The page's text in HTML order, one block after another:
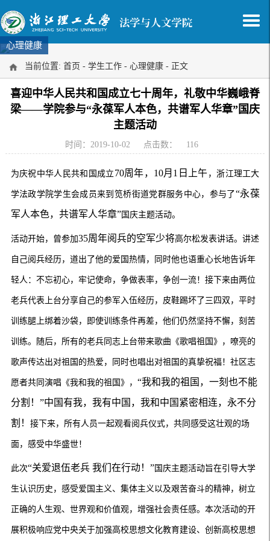
心理健康
当前位置: 首页 - 学生工作 - 心理健康 - 正文
喜迎中华人民共和国成立七十周年，礼敬中华巍峨脊
梁——学院参与“永葆军人本色，共谱军人华章”国庆
主题活动
时间：2019-10-02 点击数： 116
为庆祝中华人民共和国成立 70周年，10月1日上午 ，浙江理工大
学法政学院学生会成员来到 笕桥街道党群服务中心， 参与了“永葆
军人本色，共谱军人华章”国庆主题活动。
活动开始， 曾参加35周年阅兵的空军少将高尔松发表讲话。 讲述
自己阅兵经历， 道出了他的爱国热情，同时他也语重心长地告诉年
轻人：不忘初心，牢记使命，争做表率，争创一流！接下来由两位
老兵代表上台分享自己的参军入伍经历， 皮鞋踢坏了三四双，平时
训练腿上绑着沙袋，即使训练条件再差，他们仍然坚持不懈，刻苦
训练。随后， 所有的老兵同志上台带来歌曲《歌唱祖国》，嘹亮的
歌声传达出对祖国的热爱，同时也唱出对祖国的真挚祝福！社区志
愿者共同演唱《我和我的祖国》， “我和我的祖国，一刻也不能
分割！”中国有我，我有中国，我和中国紧密相连，永不分
割！ 接下来，所有人员一起观看阅兵仪式，共同感受这壮观的场
面，感受中华盛世！
此次“关爱退伍老兵 我们在行动！”国庆主题活动旨在引导大学
生认识历史，感受爱国主义、集体主义以及艰苦奋斗的精神，树立
正确的人生观、世界观和价值观，增强社会责任感。本次活动的开
展积极响应党中央关于加强高校思想文化教育建设、创新高校思想